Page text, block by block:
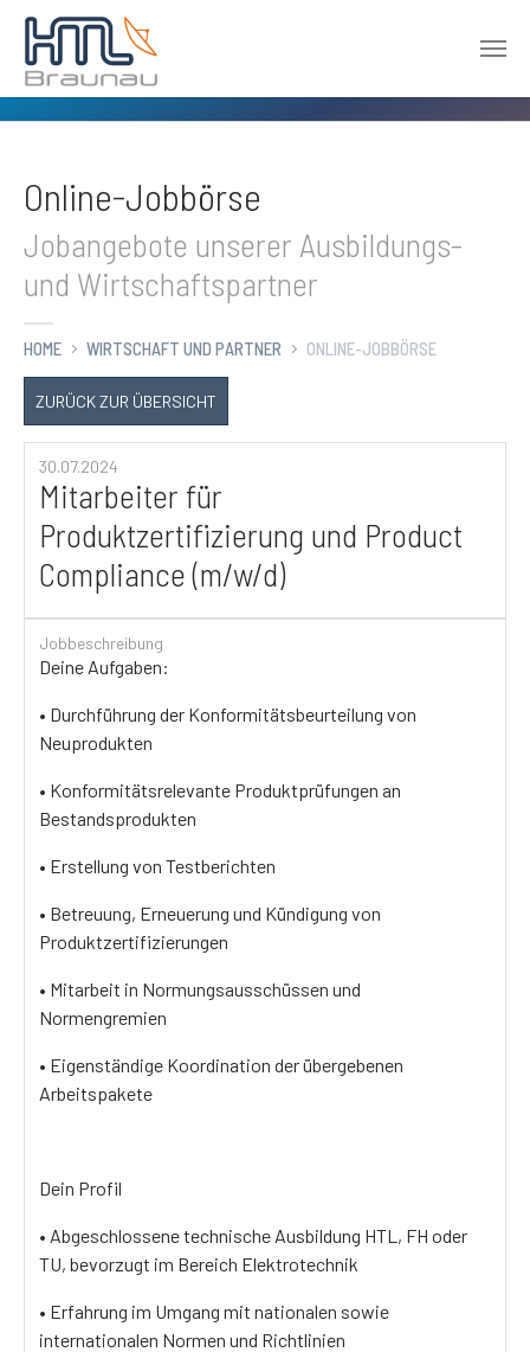
Online-Jobbörse
Jobangebote unserer Ausbildungs-
und Wirtschaftspartner
HOME WIRTSCHAFT UND PARTNER ONLINE-JOBBÖRSE
ZURÜCK ZUR ÜBERSICHT
30.07.2024
Mitarbeiter für
Produktzertifizierung und Product
Compliance (m/w/d)
Jobbeschreibung
Deine Aufgaben:
• Durchführung der Konformitätsbeurteilung von
Neuprodukten
• Konformitätsrelevante Produktprüfungen an
Bestandsprodukten
• Erstellung von Testberichten
• Betreuung, Erneuerung und Kündigung von
Produktzertifizierungen
• Mitarbeit in Normungsausschüssen und
Normengremien
• Eigenständige Koordination der übergebenen
Arbeitspakete
Dein Profil
• Abgeschlossene technische Ausbildung HTL, FH oder
TU, bevorzugt im Bereich Elektrotechnik
• Erfahrung im Umgang mit nationalen sowie
internationalen Normen und Richtlinien